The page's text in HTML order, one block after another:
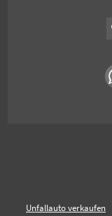
Unfallauto verkaufen